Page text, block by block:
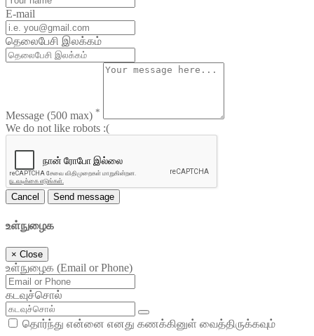
E-mail
தெலைபேசி இலக்கம்
Message (500 max) *
We do not like robots :(
Cancel Send message
உள்நுழைக
× Close
உள்நுழைக (Email or Phone)
கடவுச்சொல்
தொர்ந்து என்னை எனது கணக்கினுள் வைத்திருக்கவும்